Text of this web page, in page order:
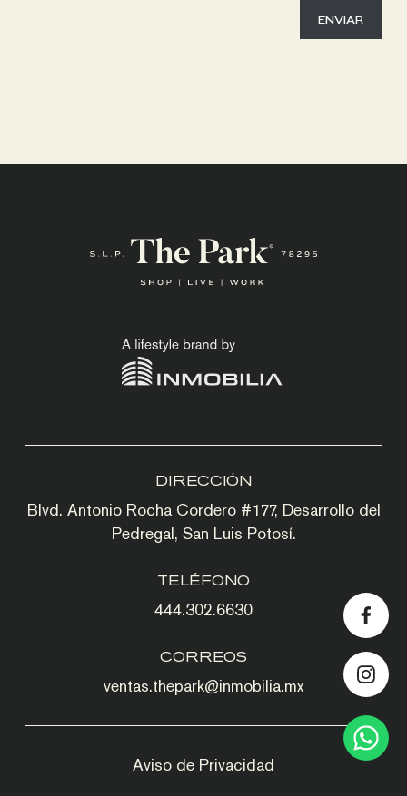
DIRECCIÓN
Blvd. Antonio Rocha Cordero #177, Desarrollo del
Pedregal, San Luis Potosí.
TELÉFONO
444.302.6630
CORREOS
ventas.thepark@inmobilia.mx
Aviso de Privacidad